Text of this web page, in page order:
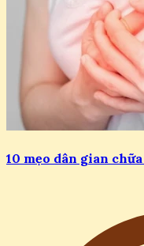
10 mẹo dân gian